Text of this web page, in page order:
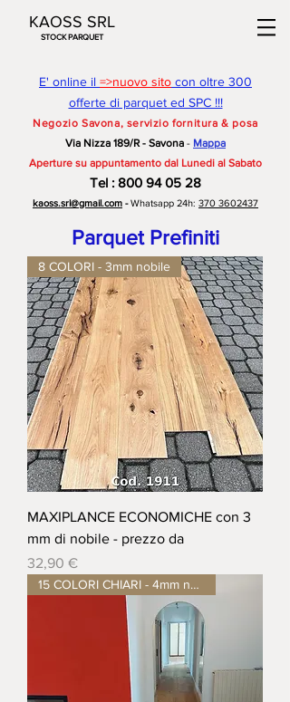
KAOSS SRL
STOCK PARQUET
E' online il =>nuovo sito con oltre 300
offerte di parquet ed SPC !!!
Negozio Savona, servizio fornitura & posa
Via Nizza 189/R - Savona - Mappa
Aperture su appuntamento dal Lunedi al Sabato
Tel : 800 94 05 28
kaoss.srl@gmail.com -Whatsapp 24h: 370 3602437
Parquet Prefiniti
8 COLORI - 3mm nobile
MAXIPLANCE ECONOMICHE con 3
mm di nobile - prezzo da
Prezzo
32,90 €
15 COLORI CHIARI - 4mm nobile